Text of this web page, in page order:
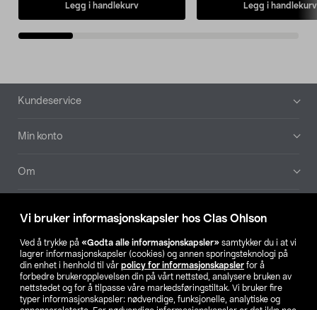
Vi bruker informasjonskapsler hos Clas Ohlson
Ved å trykke på «Godta alle informasjonskapsler» samtykker du i at vi
lagrer informasjonskapsler (cookies) og annen sporingsteknologi på
din enhet i henhold til vår policy for informasjonskapsler for å
forbedre brukeropplevelsen din på vårt nettsted, analysere bruken av
nettstedet og for å tilpasse våre markedsføringstiltak. Vi bruker fire
typer informasjonskapsler: nødvendige, funksjonelle, analytiske og
Legg i handlekurv Legg i handlekurv
Bunntekst
Kundeservice
Min konto
Om
Våre selskaper
Finn din butikk